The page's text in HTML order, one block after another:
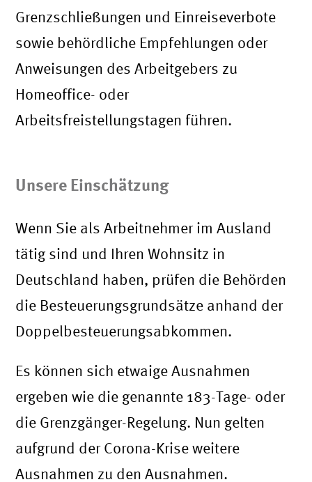
Grenzschließungen und Einreiseverbote
sowie behördliche Empfehlungen oder
Anweisungen des Arbeitgebers zu
Homeoffice- oder
Arbeitsfreistellungstagen führen.
Unsere Einschätzung
Wenn Sie als Arbeitnehmer im Ausland
tätig sind und Ihren Wohnsitz in
Deutschland haben, prüfen die Behörden
die Besteuerungsgrundsätze anhand der
Doppelbesteuerungsabkommen.
Es können sich etwaige Ausnahmen
ergeben wie die genannte 183-Tage- oder
die Grenzgänger-Regelung. Nun gelten
aufgrund der Corona-Krise weitere
Ausnahmen zu den Ausnahmen.